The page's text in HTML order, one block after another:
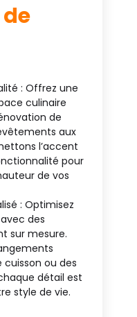
: Offrez une
culinaire
de
aux
l’accent
pour
de vos
: Optimisez
des
sur mesure.
cuisson ou des
détail est
style de vie.